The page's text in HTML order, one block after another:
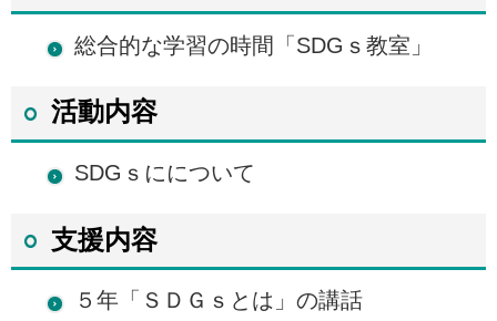
総合的な学習の時間「SDGｓ教室」
活動内容
SDGｓにについて
支援内容
５年「ＳＤＧｓとは」の講話